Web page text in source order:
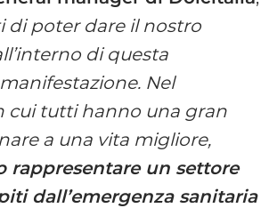
di poter dare il nostro
di questa
Nel
cui tutti hanno una gran
a una vita migliore,
rappresentare un settore
dall’emergenza sanitaria